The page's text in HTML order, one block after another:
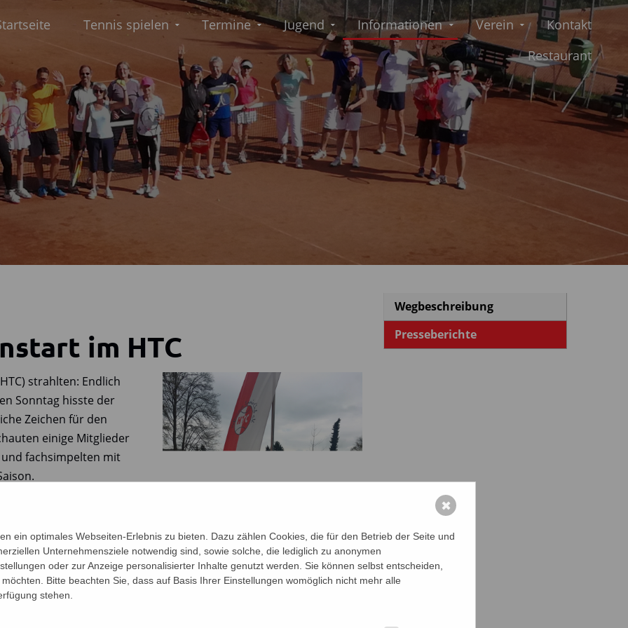
Tennis spielen Termine Jugend Informationen Verein
Kontakt
Restaurant
im HTC
strahlten: Endlich
Sonntag hisste der
Zeichen für den
einige Mitglieder
fachsimpelten mit
doch die späten
hatten bereits
vorbereitet, sodass am
Senior die ersten
erstmal vor dem
Wegbeschreibung
Presseberichte
ein optimales Webseiten-Erlebnis zu bieten. Dazu zählen Cookies, die für den Betrieb der Seite und
Unternehmensziele notwendig sind, sowie solche, die lediglich zu anonymen
oder zur Anzeige personalisierter Inhalte genutzt werden. Sie können selbst entscheiden,
Bitte beachten Sie, dass auf Basis Ihrer Einstellungen womöglich nicht mehr alle
stehen.
✖